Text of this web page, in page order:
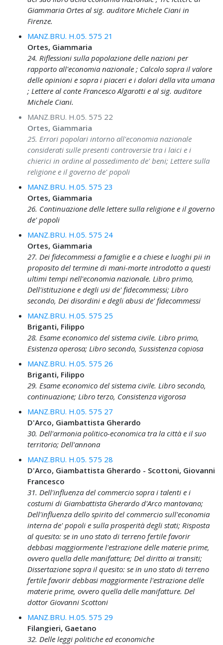
Giammaria Ortes al sig. auditore Michele Ciani in
Firenze.
MANZ.BRU. H.05. 575 21
Ortes, Giammaria
24. Riflessioni sulla popolazione delle nazioni per
rapporto all'economia nazionale ; Calcolo sopra il valore
delle opinioni e sopra i piaceri e i dolori della vita umana
; Lettere al conte Francesco Algarotti e al sig. auditore
Michele Ciani.
MANZ.BRU. H.05. 575 22
Ortes, Giammaria
25. Errori popolari intorno all'economia nazionale
considerati sulle presenti controversie tra i laici e i
chierici in ordine al possedimento de' beni; Lettere sulla
religione e il governo de' popoli
MANZ.BRU. H.05. 575 23
Ortes, Giammaria
26. Continuazione delle lettere sulla religione e il governo
de' popoli
MANZ.BRU. H.05. 575 24
Ortes, Giammaria
27. Dei fidecommessi a famiglie e a chiese e luoghi pii in
proposito del termine di mani-morte introdotto a questi
ultimi tempi nell'economia nazionale. Libro primo,
Dell'istituzione e degli usi de' fidecommessi; Libro
secondo, Dei disordini e degli abusi de' fidecommessi
MANZ.BRU. H.05. 575 25
Briganti, Filippo
28. Esame economico del sistema civile. Libro primo,
Esistenza operosa; Libro secondo, Sussistenza copiosa
MANZ.BRU. H.05. 575 26
Briganti, Filippo
29. Esame economico del sistema civile. Libro secondo,
continuazione; Libro terzo, Consistenza vigorosa
MANZ.BRU. H.05. 575 27
D'Arco, Giambattista Gherardo
30. Dell'armonia politico-economica tra la città e il suo
territorio; Dell'annona
MANZ.BRU. H.05. 575 28
D'Arco, Giambattista Gherardo - Scottoni, Giovanni
Francesco
31. Dell'influenza del commercio sopra i talenti e i
costumi di Giambattista Gherardo d'Arco mantovano;
Dell'influenza dello spirito del commercio sull'economia
interna de' popoli e sulla prosperità degli stati; Risposta
al quesito: se in uno stato di terreno fertile favorir
debbasi maggiormente l'estrazione delle materie prime,
ovvero quella delle manifatture; Del diritto ai transiti;
Dissertazione sopra il quesito: se in uno stato di terreno
fertile favorir debbasi maggiormente l'estrazione delle
materie prime, ovvero quella delle manifatture. Del
dottor Giovanni Scottoni
MANZ.BRU. H.05. 575 29
Filangieri, Gaetano
32. Delle leggi politiche ed economiche